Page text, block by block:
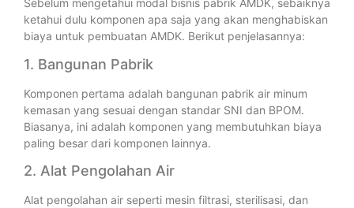
Sebelum mengetahui modal bisnis pabrik AMDK, sebaiknya
ketahui dulu komponen apa saja yang akan menghabiskan
biaya untuk pembuatan AMDK. Berikut penjelasannya:
1. Bangunan Pabrik
Komponen pertama adalah bangunan pabrik air minum
kemasan yang sesuai dengan standar SNI dan BPOM.
Biasanya, ini adalah komponen yang membutuhkan biaya
paling besar dari komponen lainnya.
2. Alat Pengolahan Air
Alat pengolahan air seperti mesin filtrasi, sterilisasi, dan